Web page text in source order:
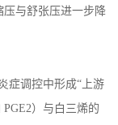
压与舒张压进一步降
症调控中形成“上游
PGE2）与白三烯的